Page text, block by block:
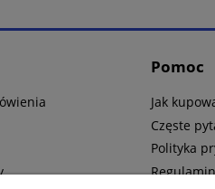
Pomoc
Jak
Częste
Polityka